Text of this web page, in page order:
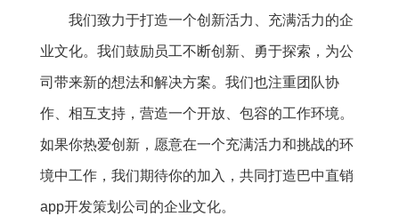
我们致力于打造一个创新活力、充满活力的企
业文化。我们鼓励员工不断创新、勇于探索，为公
司带来新的想法和解决方案。我们也注重团队协
作、相互支持，营造一个开放、包容的工作环境。
如果你热爱创新，愿意在一个充满活力和挑战的环
境中工作，我们期待你的加入，共同打造巴中直销
app开发策划公司的企业文化。